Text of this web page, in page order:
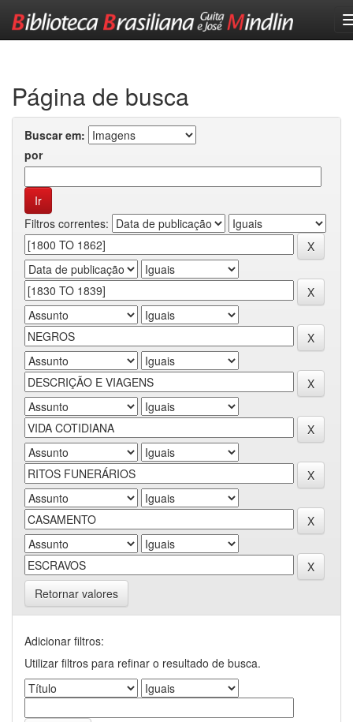
Página de busca
Buscar em:
por
Filtros correntes:
Retornar valores
Adicionar filtros:
Utilizar filtros para refinar o resultado de busca.